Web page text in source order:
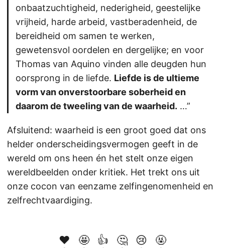
onbaatzuchtigheid, nederigheid, geestelijke
vrijheid, harde arbeid, vastberadenheid, de
bereidheid om samen te werken,
gewetensvol oordelen en dergelijke; en voor
Thomas van Aquino vinden alle deugden hun
oorsprong in de liefde. Liefde is de ultieme
vorm van onverstoorbare soberheid en
daarom de tweeling van de waarheid. …”
Afsluitend: waarheid is een groot goed dat ons
helder onderscheidingsvermogen geeft in de
wereld om ons heen én het stelt onze eigen
wereldbeelden onder kritiek. Het trekt ons uit
onze cocon van eenzame zelfingenomenheid en
zelfrechtvaardiging.
❤️ 🤩 👍 🤔 😢 🤬